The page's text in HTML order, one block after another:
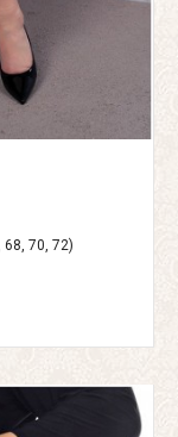
68, 70, 72)